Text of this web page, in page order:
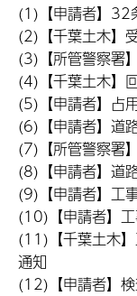
(1)【申請者】32
(2)【千葉土木】
(3)【所管警察署
(4)【千葉土木】
(5)【申請者】占
(6)【申請者】道
(7)【所管警察署
(8)【申請者】道
(9)【申請者】工
(10)【申請者】
(11)【千葉土木
通知
(12)【申請者】